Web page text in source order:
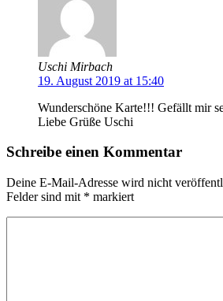
Uschi Mirbach
19. August 2019 at 15:40
Wunderschöne Karte!!! Gefällt mir
Liebe Grüße Uschi
Schreibe einen Kommentar
Deine E-Mail-Adresse wird nicht
Felder sind mit * markiert